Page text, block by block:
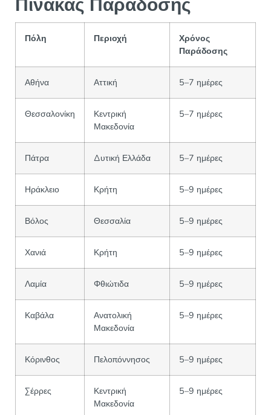
Πίνακας Παράδοσης
Πόλη Περιοχή
Χρόνος
Παράδοσης
Αθήνα Αττική 5–7 ημέρες
Θεσσαλονίκη
Κεντρική
Μακεδονία
5–7 ημέρες
Πάτρα Δυτική Ελλάδα 5–7 ημέρες
Ηράκλειο Κρήτη 5–9 ημέρες
Βόλος Θεσσαλία 5–9 ημέρες
Χανιά Κρήτη 5–9 ημέρες
Λαμία Φθιώτιδα 5–9 ημέρες
Καβάλα
Ανατολική
Μακεδονία
5–9 ημέρες
Κόρινθος Πελοπόννησος 5–9 ημέρες
Σέρρες
Κεντρική
Μακεδονία
5–9 ημέρες